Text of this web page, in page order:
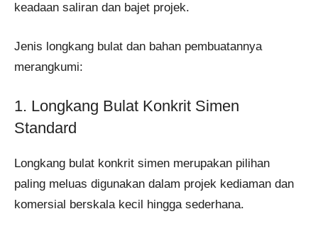
keadaan saliran dan bajet projek.
Jenis longkang bulat dan bahan pembuatannya
merangkumi:
1. Longkang Bulat Konkrit Simen
Standard
Longkang bulat konkrit simen merupakan pilihan
paling meluas digunakan dalam projek kediaman dan
komersial berskala kecil hingga sederhana.